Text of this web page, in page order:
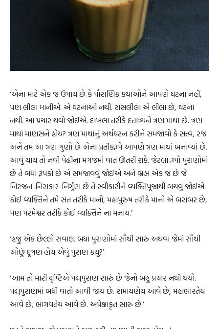
‘એના માટે એક જ ઉપાય છે કે પૌરાણિક કથાઓને આપણે ઘટના નહીં,
પણ લીલા માનીએ. એ ઘટનાઓ નથી. રાસલીલા એ લીલા છે, ઘટના
નથી. આ પ્રચાર થવો જોઈએ. દાખલા તરીકે દત્તાત્ર્યને ત્રણ માથાં છે. ત્રણ
માથાં માણસને હોય? ત્રણ માથાંનું અર્થઘટન કરીને સમજાવો કે સત્ત્વ, રજ
અને તમ આ ત્રણ ગુણો છે એના પ્રતીકરૂપે આપણે ત્રણ માથાં બનાવ્યાં છે.
આવું થાય તો નવી પેઢીના મગજમાં વાત ઊતરી શકે. જેટલાં રૂપો પુરાણોમાં
છે તે બધાં રૂપકો છે એ સમજાવવું જોઈએ અને બ્રહ્મ એક જ છે જે
નિરંજન-નિરાકાર-નિર્ગુણ છે તે સ્વીકારીને વ્યક્તિપૂજાથી બચવું જોઈએ.
કોઈ વ્યક્તિને તમે સંત તરીકે માનો, મહાપુરુષ તરીકે માનો એ બરાબર છે,
પણ પરમેશ્વર તરીકે કોઈ વ્યક્તિને ના મનાય.’
‘હજુ એક છેલ્લો સવાલ. બધા પુરાણોમાં સૌથી સારું અથવા જેમાં સૌથી
ઓછું દૂષણ હોય એવું પુરાણ કયું?’
‘આમ તો મારી દૃષ્ટિએ પદ્મપુરાણ સારું છે જેનો બહુ પ્રચાર નથી થયો.
પદ્મપુરાણમાં બધી વાતો આવી જાય છે. રામાયણેય આવે છે, મહાભારતેય
આવે છે, ભાગવતેય આવે છે. અપેક્ષાકૃત સારું છે.’